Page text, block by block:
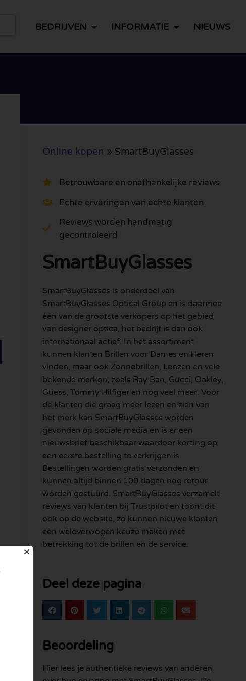
BEDRIJVEN INFORMATIE NIEUWS
Online kopen » SmartBuyGlasses
Betrouwbare en onafhankelijke reviews
Echte ervaringen van echte klanten
Reviews worden handmatig
gecontroleerd
SmartBuyGlasses
SmartBuyGlasses is onderdeel van
SmartBuyGlasses Optical Group en is daarmee
één van de grootste verkopers op het gebied
van designer optica, het bedrijf is dan ook
internationaal actief. In het assortiment
kunnen klanten Brillen voor Dames en Heren
vinden, maar ook Zonnebrillen, Lenzen en vele
bekende merken, zoals Ray Ban, Gucci, Oakley,
Guess, Tommy Hilfiger en nog veel meer. Voor
de klanten die graag meer lezen en zien van
het merk kan SmartBuyGlasses worden
gevonden op sociale media en is er een
nieuwsbrief beschikbaar waardoor korting op
een eerste bestelling te verkrijgen is.
Bestellingen worden gratis verzonden en
kunnen altijd binnen 100 dagen nog retour
worden gestuurd. SmartBuyGlasses verzamelt
reviews van klanten bij Trustpilot en toont dit
ook op de website, zo kunnen nieuwe klanten
een weloverwogen keuze maken met
betrekking tot de brillen en de service.
Deel deze pagina
Beoordeling
Hier lees je authentieke reviews van anderen